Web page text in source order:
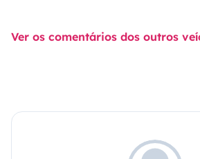
Ver os comentários dos outros